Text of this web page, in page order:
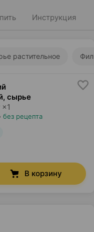
Инструкция
растительное
сырье
×1
без рецепта
В корзину